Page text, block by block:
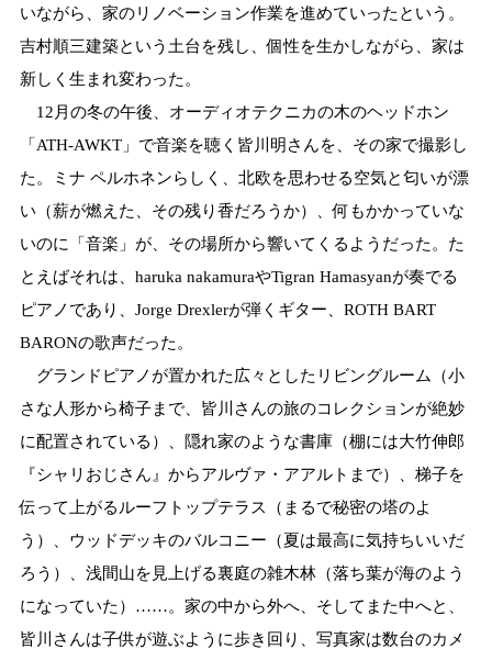
いながら、家のリノベーション作業を進めていったという。
吉村順三建築という土台を残し、個性を生かしながら、家は
新しく生まれ変わった。
12月の冬の午後、オーディオテクニカの木のヘッドホン
「ATH-AWKT」で音楽を聴く皆川明さんを、その家で撮影し
た。ミナ ペルホネンらしく、北欧を思わせる空気と匂いが漂
い（薪が燃えた、その残り香だろうか）、何もかかっていな
いのに「音楽」が、その場所から響いてくるようだった。た
とえばそれは、haruka nakamuraやTigran Hamasyanが奏でる
ピアノであり、Jorge Drexlerが弾くギター、ROTH BART
BARONの歌声だった。
グランドピアノが置かれた広々としたリビングルーム（小
さな人形から椅子まで、皆川さんの旅のコレクションが絶妙
に配置されている）、隠れ家のような書庫（棚には大竹伸郎
『シャリおじさん』からアルヴァ・アアルトまで）、梯子を
伝って上がるルーフトップテラス（まるで秘密の塔のよ
う）、ウッドデッキのバルコニー（夏は最高に気持ちいいだ
ろう）、浅間山を見上げる裏庭の雑木林（落ち葉が海のよう
になっていた）……。家の中から外へ、そしてまた中へと、
皆川さんは子供が遊ぶように歩き回り、写真家は数台のカメ